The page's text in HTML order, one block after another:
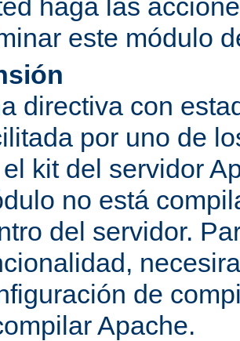
haga las
este módulo
directiva con
por uno de
kit del servidor
no está
del servidor.
de
Apache.